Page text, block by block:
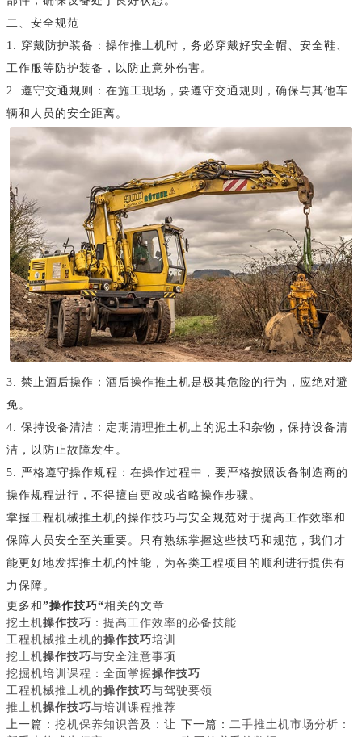
二、安全规范
1. 穿戴防护装备：操作推土机时，务必穿戴好安全帽、安全鞋、
工作服等防护装备，以防止意外伤害。
2. 遵守交通规则：在施工现场，要遵守交通规则，确保与其他车
辆和人员的安全距离。
3. 禁止酒后操作：酒后操作推土机是极其危险的行为，应绝对避
免。
4. 保持设备清洁：定期清理推土机上的泥土和杂物，保持设备清
洁，以防止故障发生。
5. 严格遵守操作规程：在操作过程中，要严格按照设备制造商的
操作规程进行，不得擅自更改或省略操作步骤。
掌握工程机械推土机的操作技巧与安全规范对于提高工作效率和
保障人员安全至关重要。只有熟练掌握这些技巧和规范，我们才
能更好地发挥推土机的性能，为各类工程项目的顺利进行提供有
力保障。
更多和 ”操作技巧“相关的文章
挖土机操作技巧 ：提高工作效率的必备技能
工程机械推土机的操作技巧培训
挖土机操作技巧与安全注意事项
挖掘机培训课程：全面掌握操作技巧
工程机械推土机的操作技巧与驾驶要领
推土机操作技巧与培训课程推荐
上一篇： 挖机保养知识普及：让 下一篇： 二手推土机市场分析：